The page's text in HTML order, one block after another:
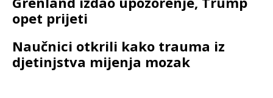
opet prijeti
Naučnici otkrili kako trauma iz
djetinjstva mijenja mozak